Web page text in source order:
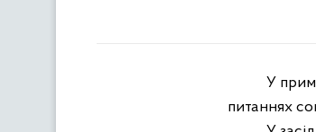
У
питаннях